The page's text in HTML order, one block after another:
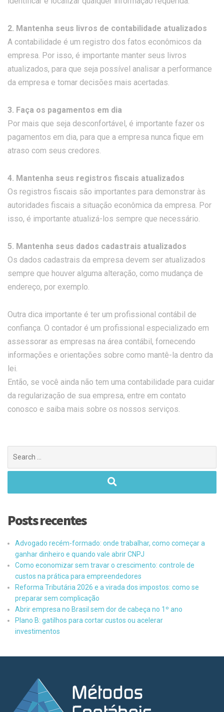
2. Mantenha seus livros de contabilidade atualizados
A contabilidade é um registro dos fatos econômicos da
empresa. Por isso, é importante manter seus livros
atualizados, para que seja possível analisar a performance
da empresa e tomar decisões mais acertadas.
3. Faça os pagamentos em dia
Por mais que seja desconfortável, é importante fazer os
pagamentos em dia, para que a empresa nunca fique em
atraso com seus credores.
4. Mantenha seus registros fiscais atualizados
Os registros fiscais são importantes para demonstrar às
autoridades fiscais a situação econômica da empresa. Por
isso, é importante atualizá-los sempre que necessário.
5. Mantenha seus dados cadastrais atualizados
Os dados cadastrais da empresa devem ser atualizados
sempre que houver alguma alteração, como mudança de
endereço, por exemplo.
Outra dica importante é ter um profissional contábil de
confiança. O contador é um profissional especializado em
assessorar as empresas na área contábil, fornecendo
informações e orientações sobre como mantê-la dentro da
lei.
Então, se você ainda não tem uma contabilidade para cuidar
da regularização de sua empresa, entre em contato
conosco e saiba mais sobre os nossos serviços.
Posts recentes
Advogado recém-formado: onde trabalhar, como começar a
ganhar dinheiro e quando vale abrir CNPJ
Como economizar sem travar o crescimento: controle de
custos na prática para empreendedores
Reforma Tributária 2026 e a virada dos impostos: como se
preparar sem complicação
Abrir empresa no Brasil sem dor de cabeça no 1º ano
Plano B: gatilhos para cortar custos ou acelerar
investimentos